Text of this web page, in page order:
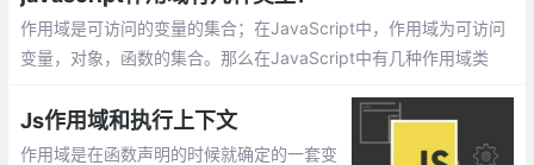
作用域是可访问的变量的集合；在JavaScript中，作用域为可访问
变量，对象，函数的集合。那么在JavaScript中有几种作用域类
Js作用域和执行上下文
作用域是在函数声明的时候就确定的一套变